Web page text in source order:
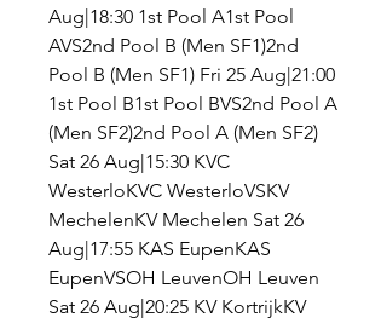
Aug|18:30 1st Pool A1st Pool
AVS2nd Pool B (Men SF1)2nd
Pool B (Men SF1) Fri 25 Aug|21:00
1st Pool B1st Pool BVS2nd Pool A
(Men SF2)2nd Pool A (Men SF2)
Sat 26 Aug|15:30 KVC
WesterloKVC WesterloVSKV
MechelenKV Mechelen Sat 26
Aug|17:55 KAS EupenKAS
EupenVSOH LeuvenOH Leuven
Sat 26 Aug|20:25 KV KortrijkKV